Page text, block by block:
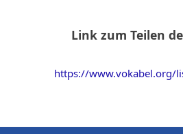
Link zum Teilen
https://www.vokabel.org/